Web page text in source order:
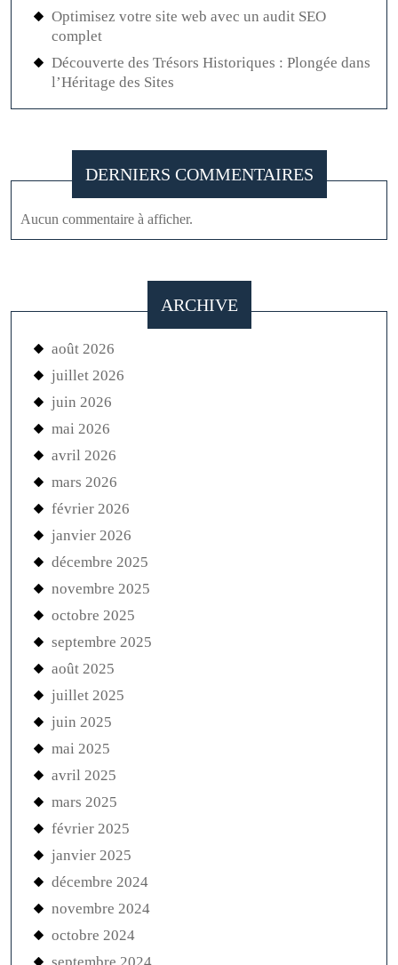
Optimisez votre site web avec un audit SEO
complet
Découverte des Trésors Historiques : Plongée dans
l’Héritage des Sites
DERNIERS COMMENTAIRES
Aucun commentaire à afficher.
ARCHIVE
août 2026
juillet 2026
juin 2026
mai 2026
avril 2026
mars 2026
février 2026
janvier 2026
décembre 2025
novembre 2025
octobre 2025
septembre 2025
août 2025
juillet 2025
juin 2025
mai 2025
avril 2025
mars 2025
février 2025
janvier 2025
décembre 2024
novembre 2024
octobre 2024